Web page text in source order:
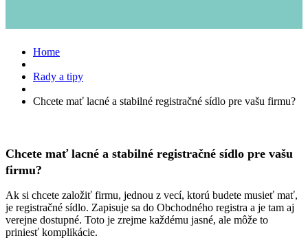
Home
Rady a tipy
Chcete mať lacné a stabilné registračné sídlo pre vašu firmu?
Chcete mať lacné a stabilné registračné sídlo pre vašu
firmu?
Ak si chcete založiť firmu, jednou z vecí, ktorú budete musieť mať,
je registračné sídlo. Zapisuje sa do Obchodného registra a je tam aj
verejne dostupné. Toto je zrejme každému jasné, ale môže to
priniesť komplikácie.